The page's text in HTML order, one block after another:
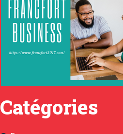
Catégories